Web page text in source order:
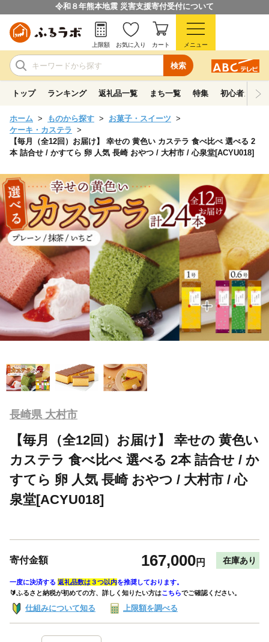
令和８年熊本地震 災害支援寄付受付について
検索
上限額 お気に入り カート メニュー
トップ ランキング 返礼品一覧 まち一覧 特集 初心者ガイド
ホーム ものから探す
お菓子・スイーツ
ケーキ・カステラ
【毎月（全12回）お届け】 幸せの 黄色い カステラ 食べ比べ 選べる 2
本 詰合せ / かすてら 卵 人気 長崎 おやつ / 大村市 / 心泉堂[ACYU018]
長崎県 大村市
【毎月（全12回）お届け】 幸せの 黄色い
カステラ 食べ比べ 選べる 2本 詰合せ / か
すてら 卵 人気 長崎 おやつ / 大村市 / 心
泉堂[ACYU018]
寄付金額 167,000円 在庫あり
一度に決済する 返礼品数は３つ以内を推奨しております。
🔰ふるさと納税が初めての方、詳しく知りたい方はこちらでご確認ください。
仕組みについて知る 上限額を調べる